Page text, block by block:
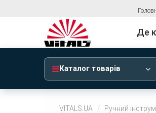
Де
Каталог товарів
VITALS.UA Ручний